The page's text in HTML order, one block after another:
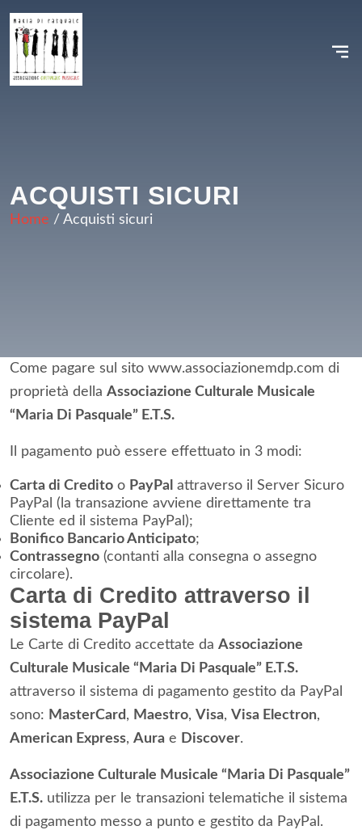
contenuto
ACQUISTI SICURI
Home / Acquisti sicuri
Come pagare sul sito www.associazionemdp.com di
proprietà della Associazione Culturale Musicale
“Maria Di Pasquale” E.T.S.
Il pagamento può essere effettuato in 3 modi:
Carta di Credito o PayPal attraverso il Server Sicuro
PayPal (la transazione avviene direttamente tra
Cliente ed il sistema PayPal);
Bonifico Bancario Anticipato;
Contrassegno (contanti alla consegna o assegno
circolare).
Carta di Credito attraverso il
sistema PayPal
Le Carte di Credito accettate da Associazione
Culturale Musicale “Maria Di Pasquale” E.T.S.
attraverso il sistema di pagamento gestito da PayPal
sono: MasterCard, Maestro, Visa, Visa Electron,
American Express, Aura e Discover.
Associazione Culturale Musicale “Maria Di Pasquale”
E.T.S. utilizza per le transazioni telematiche il sistema
di pagamento messo a punto e gestito da PayPal.